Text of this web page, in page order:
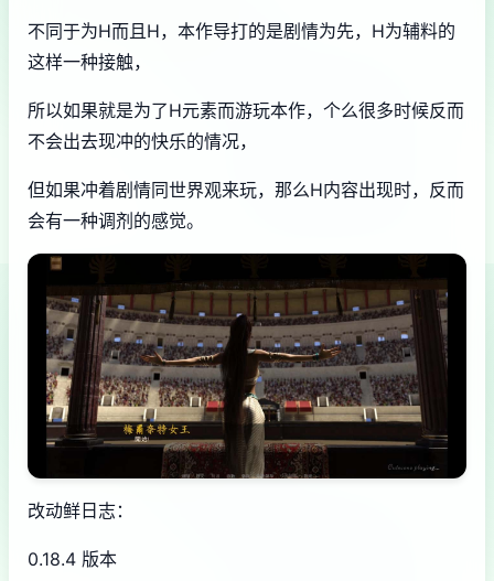
不同于为H而且H，本作导打的是剧情为先，H为辅料的
这样一种接触，
所以如果就是为了H元素而游玩本作，个么很多时候反而
不会出去现冲的快乐的情况，
但如果冲着剧情同世界观来玩，那么H内容出现时，反而
会有一种调剂的感觉。
改动鲜日志：
0.18.4 版本